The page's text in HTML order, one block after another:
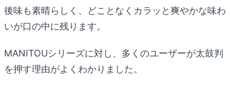
後味も素晴らしく、どことなくカラッと爽やかな味わ
いが口の中に残ります。
MANITOUシリーズに対し、多くのユーザーが太鼓判
を押す理由がよくわかりました。